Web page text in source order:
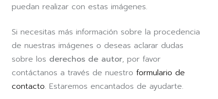
puedan realizar con estas imágenes.
Si necesitas más información sobre la procedencia
de nuestras imágenes o deseas aclarar dudas
sobre los derechos de autor, por favor
contáctanos a través de nuestro formulario de
contacto. Estaremos encantados de ayudarte.